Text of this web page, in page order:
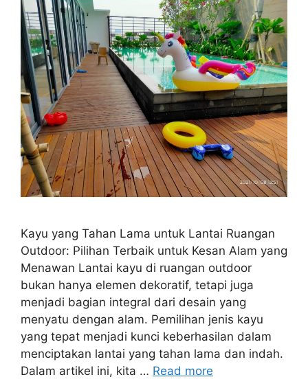
Kayu yang Tahan Lama untuk Lantai Ruangan
Outdoor: Pilihan Terbaik untuk Kesan Alam yang
Menawan Lantai kayu di ruangan outdoor
bukan hanya elemen dekoratif, tetapi juga
menjadi bagian integral dari desain yang
menyatu dengan alam. Pemilihan jenis kayu
yang tepat menjadi kunci keberhasilan dalam
menciptakan lantai yang tahan lama dan indah.
Dalam artikel ini, kita … Read more